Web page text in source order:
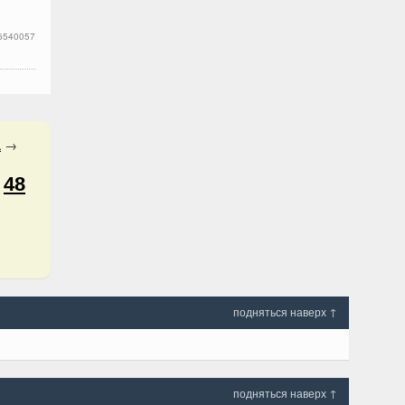
→
48
подняться наверх ↑
подняться наверх ↑